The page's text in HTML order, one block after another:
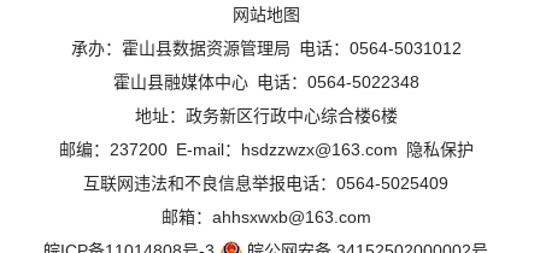
网站地图
承办：霍山县数据资源管理局 电话：0564-5031012
霍山县融媒体中心 电话：0564-5022348
地址：政务新区行政中心综合楼6楼
邮编：237200 E-mail：hsdzzwzx@163.com
隐私保护
互联网违法和不良信息举报电话：0564-5025409
邮箱：ahhsxwxb@163.com